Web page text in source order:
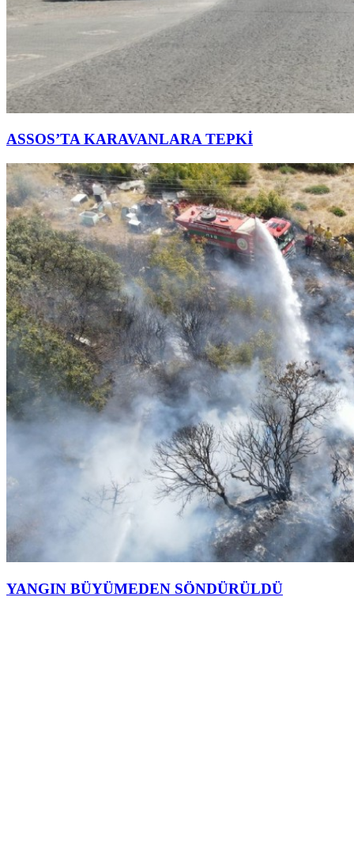
ASSOS’TA KARAVANLARA TEPKİ
YANGIN BÜYÜMEDEN SÖNDÜRÜLDÜ